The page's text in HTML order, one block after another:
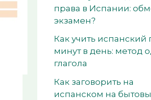
права в Испании:
экзамен?
Как учить испанский
минут в день: метод
глагола
Как заговорить на
испанском на